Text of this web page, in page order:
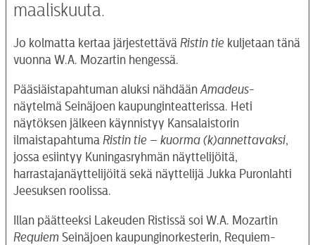
maaliskuuta.
Jo kolmatta kertaa järjestettävä Ristin tie kuljetaan tänä
vuonna W.A. Mozartin hengessä.
Pääsiäistapahtuman aluksi nähdään Amadeus-
näytelmä Seinäjoen kaupunginteatterissa. Heti
näytöksen jälkeen käynnistyy Kansalaistorin
ilmaistapahtuma Ristin tie – kuorma (k)annettavaksi,
jossa esiintyy Kuningasryhmän näyttelijöitä,
harrastajanäyttelijöitä sekä näyttelijä Jukka Puronlahti
Jeesuksen roolissa.
Illan päätteeksi Lakeuden Ristissä soi W.A. Mozartin
Requiem Seinäjoen kaupunginorkesterin, Requiem-